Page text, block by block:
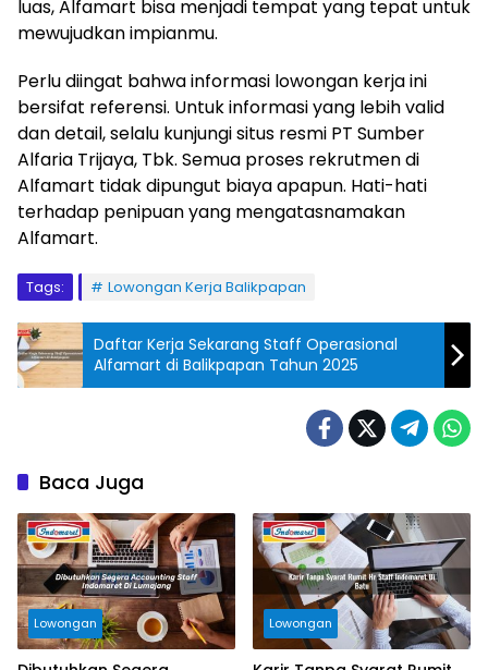
luas, Alfamart bisa menjadi tempat yang tepat untuk
mewujudkan impianmu.
Perlu diingat bahwa informasi lowongan kerja ini
bersifat referensi. Untuk informasi yang lebih valid
dan detail, selalu kunjungi situs resmi PT Sumber
Alfaria Trijaya, Tbk. Semua proses rekrutmen di
Alfamart tidak dipungut biaya apapun. Hati-hati
terhadap penipuan yang mengatasnamakan
Alfamart.
Tags: Lowongan Kerja Balikpapan
Daftar Kerja Sekarang Staff Operasional
Alfamart di Balikpapan Tahun 2025
Baca Juga
Lowongan Lowongan